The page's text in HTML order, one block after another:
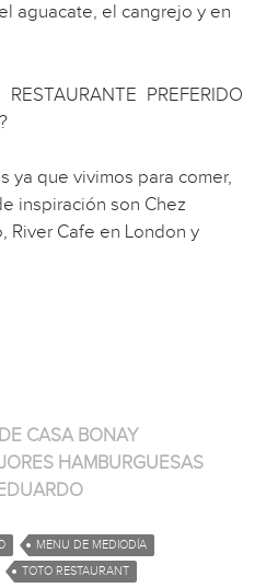
aguacate, el cangrejo y en
PREFERIDO
ya que vivimos para comer,
inspiración son Chez
River Cafe en London y
CASA BONAY
HAMBURGUESAS
MENU DE MEDIODÍA
TOTO RESTAURANT